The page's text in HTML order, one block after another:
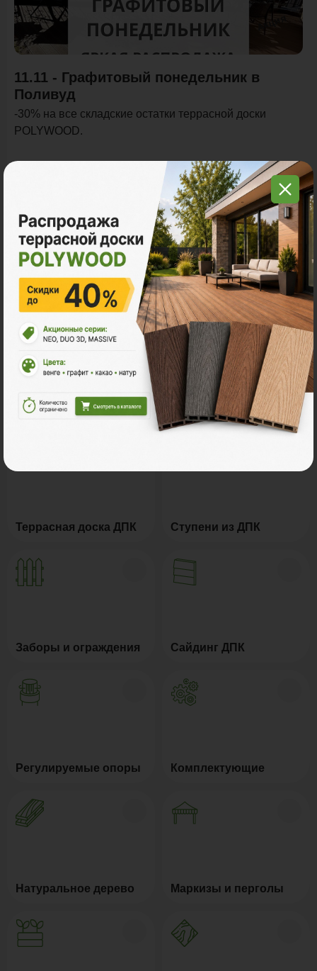
Акция
11.11 - Графитовый понедельник в
Поливуд
-30% на все складские остатки террасной доски
POLYWOOD.
Все акции
Ознакомьтесь с нашей
Террасная доска ДПК Ступени из ДПК
Заборы и ограждения Сайдинг ДПК
Регулируемые опоры Комплектующие
Натуральное дерево Маркизы и перголы